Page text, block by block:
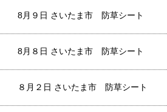
8月９日 さいたま市 防草シート
8月８日 さいたま市 防草シート
８月２日 さいたま市 防草シート